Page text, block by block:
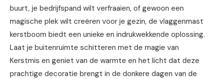
buurt, je bedrijfspand wilt verfraaien, of gewoon een
magische plek wilt creëren voor je gezin, de vlaggenmast
kerstboom biedt een unieke en indrukwekkende oplossing.
Laat je buitenruimte schitteren met de magie van
Kerstmis en geniet van de warmte en het licht dat deze
prachtige decoratie brengt in de donkere dagen van de